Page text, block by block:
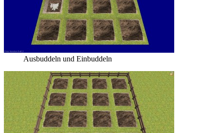
Ausbuddeln und Einbuddeln